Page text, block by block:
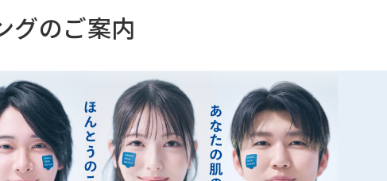
グのご案内